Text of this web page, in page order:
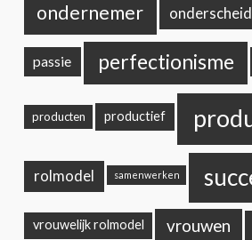
ondernemer
passie perfectionisme
producten productief
rolmodel samenwerken
vrouwelijk rolmodel vrouwen